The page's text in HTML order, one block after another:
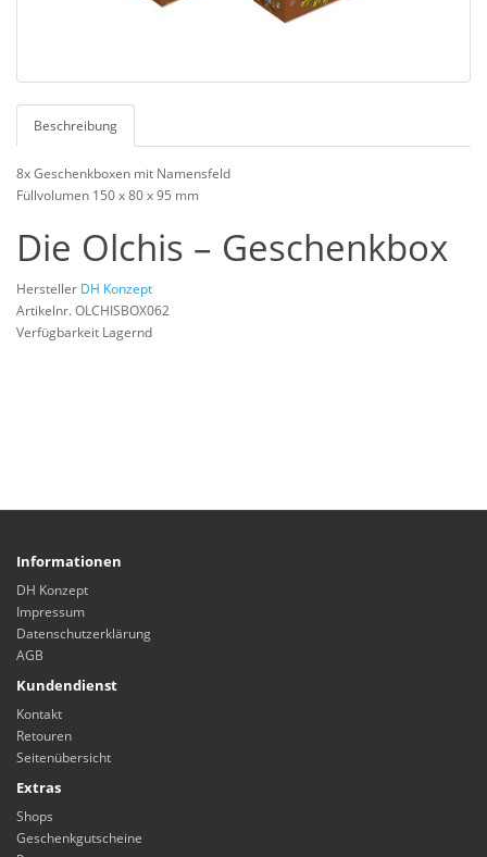
Beschreibung
8x Geschenkboxen mit Namensfeld
Füllvolumen 150 x 80 x 95 mm
Die Olchis – Geschenkbox
Hersteller DH Konzept
Artikelnr. OLCHISBOX062
Verfügbarkeit Lagernd
Informationen
DH Konzept
Impressum
Datenschutzerklärung
AGB
Kundendienst
Kontakt
Retouren
Seitenübersicht
Extras
Shops
Geschenkgutscheine